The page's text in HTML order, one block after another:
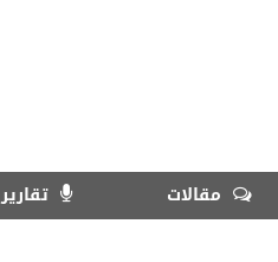
مقالات تقارير